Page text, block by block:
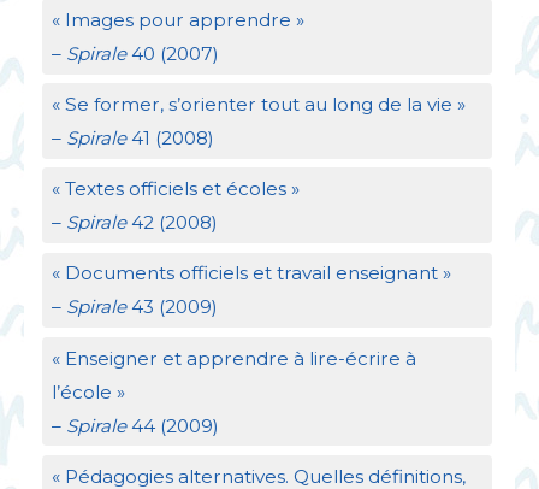
« Images pour apprendre »
– Spirale40 (2007)
« Se former, s’orienter tout au long de la vie »
– Spirale41 (2008)
« Textes officiels et écoles »
– Spirale42 (2008)
« Documents officiels et travail enseignant »
– Spirale43 (2009)
« Enseigner et apprendre à lire-écrire à
l’école »
– Spirale44 (2009)
« Pédagogies alternatives. Quelles définitions,